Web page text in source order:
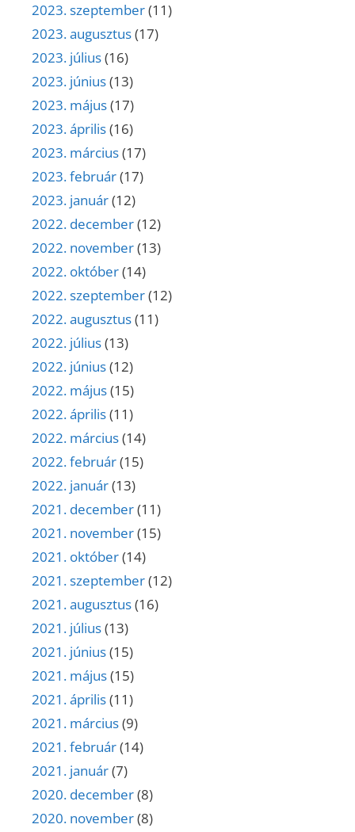
2023. szeptember(11)
2023. augusztus(17)
2023. július(16)
2023. június(13)
2023. május(17)
2023. április(16)
2023. március(17)
2023. február(17)
2023. január(12)
2022. december(12)
2022. november(13)
2022. október(14)
2022. szeptember(12)
2022. augusztus(11)
2022. július(13)
2022. június(12)
2022. május(15)
2022. április(11)
2022. március(14)
2022. február(15)
2022. január(13)
2021. december(11)
2021. november(15)
2021. október(14)
2021. szeptember(12)
2021. augusztus(16)
2021. július(13)
2021. június(15)
2021. május(15)
2021. április(11)
2021. március(9)
2021. február(14)
2021. január(7)
2020. december(8)
2020. november(8)